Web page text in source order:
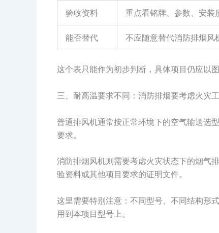
验收资料 重点看铭牌、参数、安装
能否替代 不应随意替代消防排烟风
这个表只能作为初步判断，具体项目仍应以
三、耐高温要求不同：消防排烟要考虑火灾
普通排风机通常按正常环境下的空气输送选
要求。
消防排烟风机则需要考虑火灾状态下的烟气
验资料或其他项目要求的证明文件。
这里需要特别注意：不同型号、不同结构形
用到本项目型号上。